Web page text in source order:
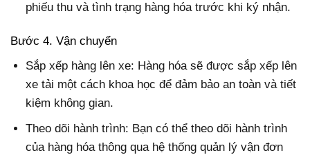
phiếu thu và tình trạng hàng hóa trước khi ký nhận.
Bước 4. Vận chuyển
Sắp xếp hàng lên xe: Hàng hóa sẽ được sắp xếp lên
xe tải một cách khoa học để đảm bảo an toàn và tiết
kiệm không gian.
Theo dõi hành trình: Bạn có thể theo dõi hành trình
của hàng hóa thông qua hệ thống quản lý vận đơn